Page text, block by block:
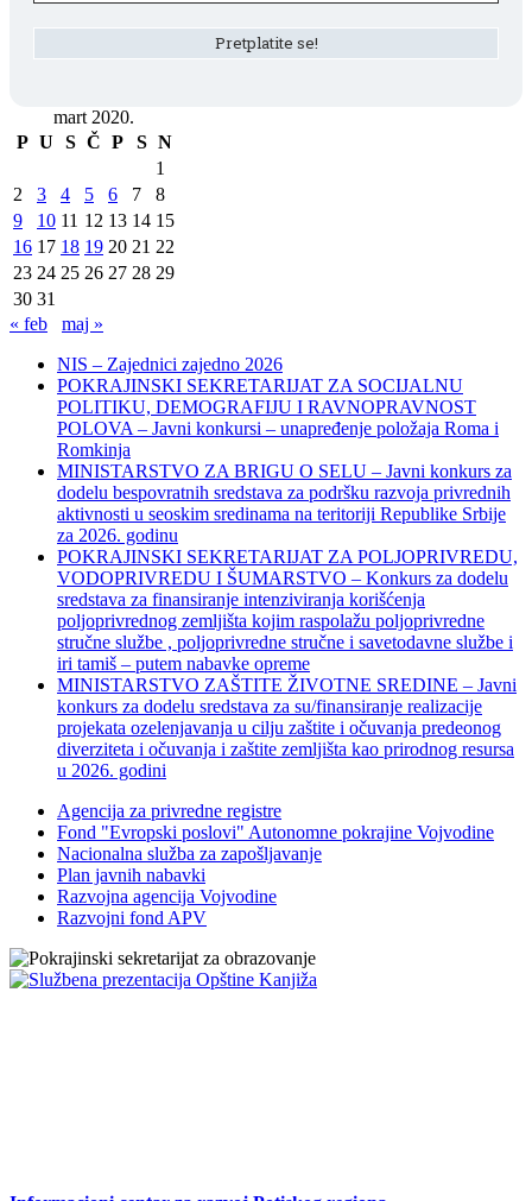
mart 2020.
P U S Č P S N
1
2
3 4 5 6 7
8
9
10 11 12 13 14 15
16 17 18 19 20 21 22
23 24 25 26 27 28 29
30 31
« feb
maj »
NIS – Zajednici zajedno 2026
POKRAJINSKI SEKRETARIJAT ZA SOCIJALNU
POLITIKU, DEMOGRAFIJU I RAVNOPRAVNOST
POLOVA – Javni konkursi – unapređenje položaja Roma i
Romkinja
MINISTARSTVO ZA BRIGU O SELU – Javni konkurs za
dodelu bespovratnih sredstava za podršku razvoja privrednih
aktivnosti u seoskim sredinama na teritoriji Republike Srbije
za 2026. godinu
POKRAJINSKI SEKRETARIJAT ZA POLJOPRIVREDU,
VODOPRIVREDU I ŠUMARSTVO – Konkurs za dodelu
sredstava za finansiranje intenziviranja korišćenja
poljoprivrednog zemljišta kojim raspolažu poljoprivredne
stručne službe , poljoprivredne stručne i savetodavne službe i
iri tamiš ‒ putem nabavke opreme
MINISTARSTVO ZAŠTITE ŽIVOTNE SREDINE – Javni
konkurs za dodelu sredstava za su/finansiranje realizacije
projekata ozelenjavanja u cilju zaštite i očuvanja predeonog
diverziteta i očuvanja i zaštite zemljišta kao prirodnog resursa
u 2026. godini
Agencija za privredne registre
Fond "Evropski poslovi" Autonomne pokrajine Vojvodine
Nacionalna služba za zapošljavanje
Plan javnih nabavki
Razvojna agencija Vojvodine
Razvojni fond APV